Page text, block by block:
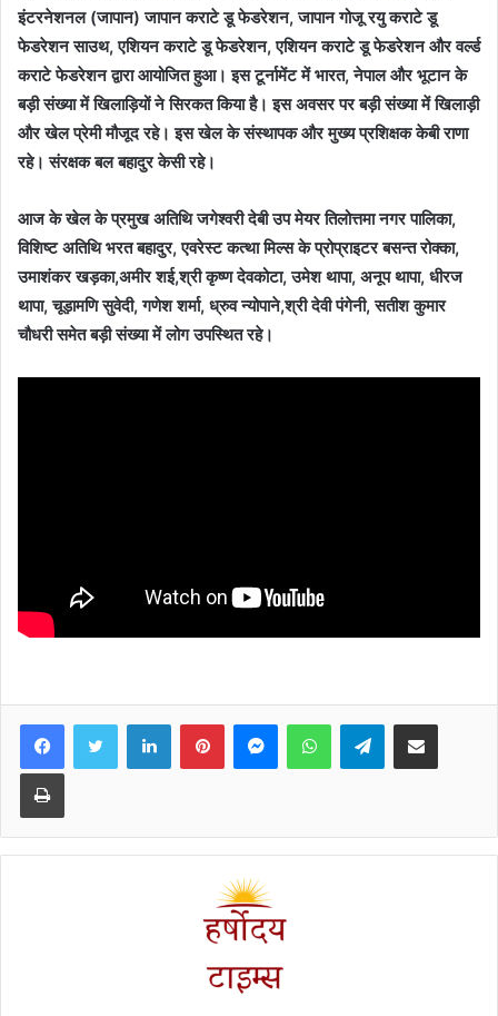
इंटरनेशनल (जापान) जापान कराटे डू फेडरेशन, जापान गोजू रयु कराटे डू
फेडरेशन साउथ, एशियन कराटे डू फेडरेशन, एशियन कराटे डू फेडरेशन और वर्ल्ड
कराटे फेडरेशन द्वारा आयोजित हुआ। इस टूर्नामेंट में भारत, नेपाल और भूटान के
बड़ी संख्या में खिलाड़ियों ने सिरकत किया है। इस अवसर पर बड़ी संख्या में खिलाड़ी
और खेल प्रेमी मौजूद रहे। इस खेल के संस्थापक और मुख्य प्रशिक्षक केबी राणा
रहे। संरक्षक बल बहादुर केसी रहे।
आज के खेल के प्रमुख अतिथि जगेश्वरी देबी उप मेयर तिलोत्तमा नगर पालिका,
विशिष्ट अतिथि भरत बहादुर, एवरेस्ट कत्था मिल्स के प्रोप्राइटर बसन्त रोक्का,
उमाशंकर खड़का,अमीर शई,श्री कृष्ण देवकोटा, उमेश थापा, अनूप थापा, धीरज
थापा, चूड़ामणि सुवेदी, गणेश शर्मा, ध्रुव न्योपाने,श्री देवी पंगेनी, सतीश कुमार
चौधरी समेत बड़ी संख्या में लोग उपस्थित रहे।
FacebookTwitter LinkedInPinterestMessengerWhatsAppTelegramShare via Email
Print